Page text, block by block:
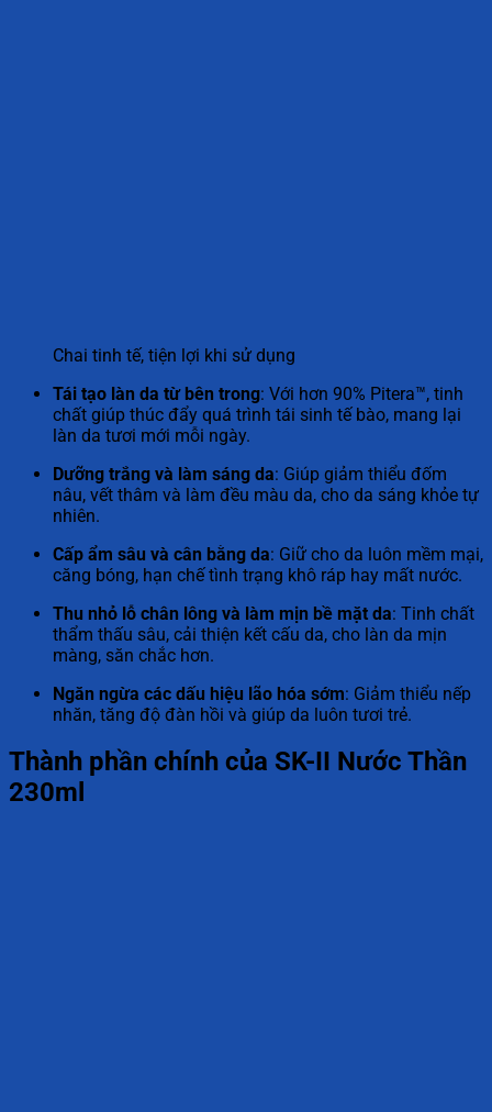
Chai tinh tế, tiện lợi khi sử dụng
Tái tạo làn da từ bên trong: Với hơn 90% Pitera™, tinh
chất giúp thúc đẩy quá trình tái sinh tế bào, mang lại
làn da tươi mới mỗi ngày.
Dưỡng trắng và làm sáng da: Giúp giảm thiểu đốm
nâu, vết thâm và làm đều màu da, cho da sáng khỏe tự
nhiên.
Cấp ẩm sâu và cân bằng da: Giữ cho da luôn mềm mại,
căng bóng, hạn chế tình trạng khô ráp hay mất nước.
Thu nhỏ lỗ chân lông và làm mịn bề mặt da: Tinh chất
thẩm thấu sâu, cải thiện kết cấu da, cho làn da mịn
màng, săn chắc hơn.
Ngăn ngừa các dấu hiệu lão hóa sớm: Giảm thiểu nếp
nhăn, tăng độ đàn hồi và giúp da luôn tươi trẻ.
Thành phần chính của SK-II Nước Thần
230ml